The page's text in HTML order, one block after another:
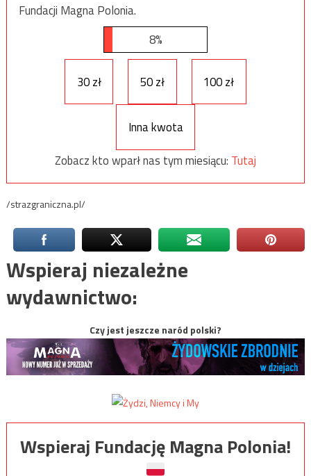
Fundacji Magna Polonia.
8%
30 zł 50 zł 100 zł
Inna kwota
Zobacz kto wparł nas tym miesiącu: Tutaj
/strazgraniczna.pl/
Wspieraj niezależne
wydawnictwo:
Czy jest jeszcze naród polski?
Wspieraj Fundację Magna Polonia!